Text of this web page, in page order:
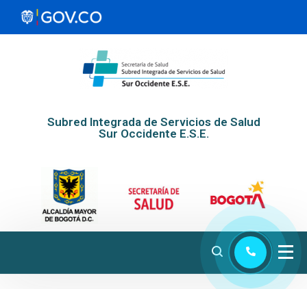
Subred Integrada de Servicios de Salud
Sur Occidente E.S.E.